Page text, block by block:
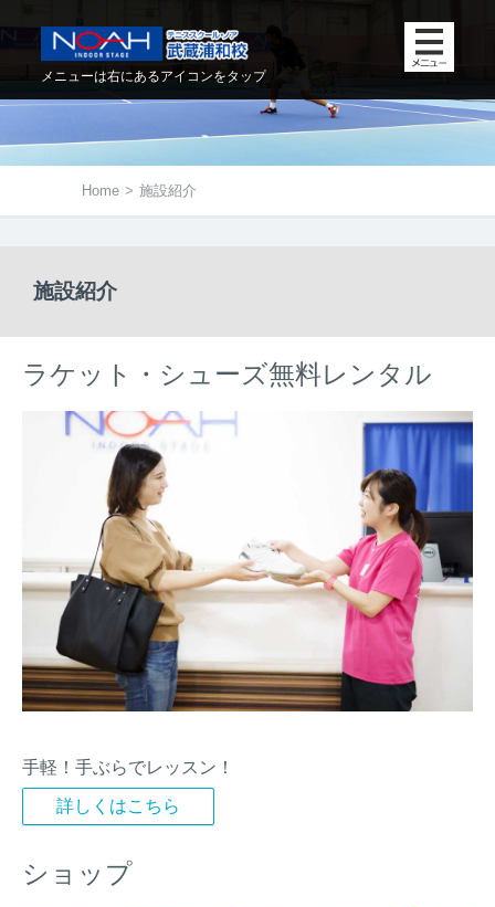
メニューは右にあるアイコンをタップ
Home > 施設紹介
施設紹介
ラケット・シューズ無料レンタル
手軽！手ぶらでレッスン！
詳しくはこちら
ショップ